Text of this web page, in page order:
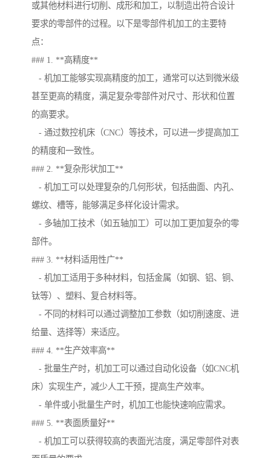
或其他材料进行切削、成形和加工，以制造出符合设计
要求的零部件的过程。以下是零部件机加工的主要特
点：
### 1. **高精度**
- 机加工能够实现高精度的加工，通常可以达到微米级
甚至更高的精度，满足复杂零部件对尺寸、形状和位置
的高要求。
- 通过数控机床（CNC）等技术，可以进一步提高加工
的精度和一致性。
### 2. **复杂形状加工**
- 机加工可以处理复杂的几何形状，包括曲面、内孔、
螺纹、槽等，能够满足多样化设计需求。
- 多轴加工技术（如五轴加工）可以加工更加复杂的零
部件。
### 3. **材料适用性广**
- 机加工适用于多种材料，包括金属（如钢、铝、铜、
钛等）、塑料、复合材料等。
- 不同的材料可以通过调整加工参数（如切削速度、进
给量、选择等）来适应。
### 4. **生产效率高**
- 批量生产时，机加工可以通过自动化设备（如CNC机
床）实现生产，减少人工干预，提高生产效率。
- 单件或小批量生产时，机加工也能快速响应需求。
### 5. **表面质量好**
- 机加工可以获得较高的表面光洁度，满足零部件对表